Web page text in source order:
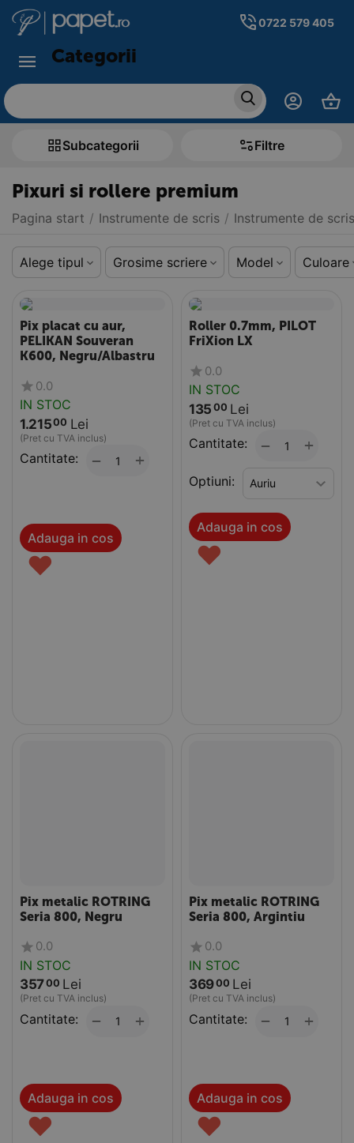
0722 579 405
Categorii
Subcategorii Filtre
Pixuri si rollere premium
Pagina start / Instrumente de scris / Instrumente de
Alege tipul Grosime scriere Model Culoare
Pix placat cu aur,
PELIKAN Souveran
K600, Negru/Albastru
0.0
IN STOC
1.21500 Lei
(Pret cu TVA inclus)
Cantitate: +
−
Adauga in cos
♥
Roller 0.7mm, PILOT
FriXion LX
0.0
IN STOC
135 00 Lei
(Pret cu TVA inclus)
Cantitate: +
−
Optiuni:
Adauga in cos
♥
Pix metalic ROTRING
Seria 800, Negru
0.0
IN STOC
35700 Lei
(Pret cu TVA inclus)
Cantitate: +
−
Adauga in cos
♥
Pix metalic ROTRING
Seria 800, Argintiu
0.0
IN STOC
36900 Lei
(Pret cu TVA inclus)
Cantitate: +
−
Adauga in cos
♥